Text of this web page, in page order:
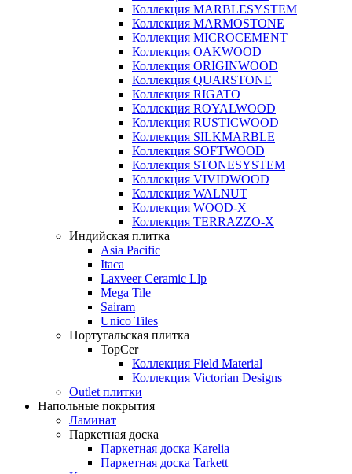
Коллекция MARBLESYSTEM
Коллекция MARMOSTONE
Коллекция MICROCEMENT
Коллекция OAKWOOD
Коллекция ORIGINWOOD
Коллекция QUARSTONE
Коллекция RIGATO
Коллекция ROYALWOOD
Коллекция RUSTICWOOD
Коллекция SILKMARBLE
Коллекция SOFTWOOD
Коллекция STONESYSTEM
Коллекция VIVIDWOOD
Коллекция WALNUT
Коллекция WOOD-X
Коллекция ТЕRRАZZO-X
Индийская плитка
Asia Pacific
Itaca
Laxveer Ceramic Llp
Mega Tile
Sairam
Unico Tiles
Португальская плитка
TopCer
Коллекция Field Material
Коллекция Victorian Designs
Outlet плитки
Напольные покрытия
Ламинат
Паркетная доска
Паркетная доска Karelia
Паркетная доска Tarkett